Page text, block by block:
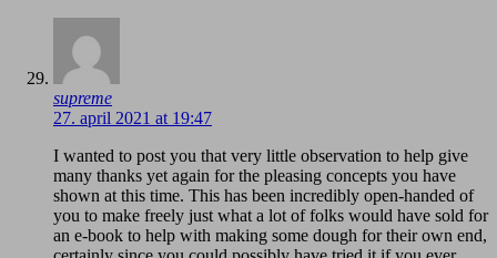
supreme
27. april 2021 at 19:47
I wanted to post you that very little observation to help give
many thanks yet again for the pleasing concepts you have
shown at this time. This has been incredibly open-handed of
you to make freely just what a lot of folks would have sold for
an e-book to help with making some dough for their own end,